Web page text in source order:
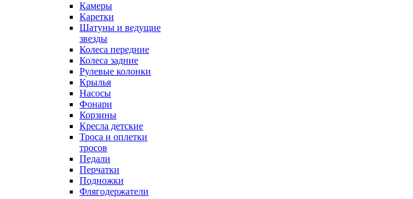
Камеры
Каретки
Шатуны и ведущие
звезды
Колеса передние
Колеса задние
Рулевые колонки
Крылья
Насосы
Фонари
Корзины
Кресла детские
Троса и оплетки
тросов
Педали
Перчатки
Подножки
Флягодержатели